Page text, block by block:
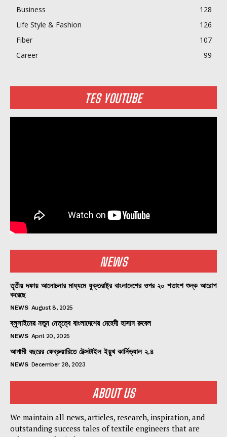
Business
128
Life Style & Fashion
126
Fiber
107
Career
99
TES YOUTUBE
NEWS
তৃতীয় দফায় আলোচনার মাধ্যমে যুক্তরাষ্ট্র বাংলাদেশের ওপর ২০ শতাংশ শুল্ক আরোপ
করেছে
NEWS August 8, 2025
ব্লুসাইনের নতুন নেতৃত্বে বাংলাদেশের মেহেদী হাসান রুবেল
NEWS April 20, 2025
আগামী বছরের ফেব্রুয়ারিতে টেক্সটাইল ইয়ুথ কার্নিভ্যাল ২.৪
NEWS December 28, 2023
ABOUT US
We maintain all news, articles, research, inspiration, and
outstanding success tales of textile engineers that are